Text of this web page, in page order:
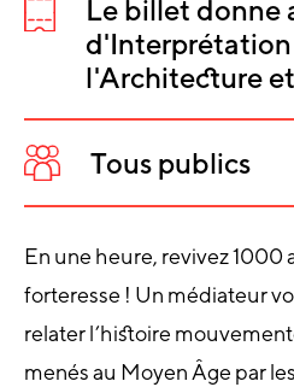
TarifsLe billet donne
l'Architecture
Public
:
Tous publics
En une heure, revivez 1000
forteresse ! Un médiateur
relater l’histoire
menés au Moyen Âge par